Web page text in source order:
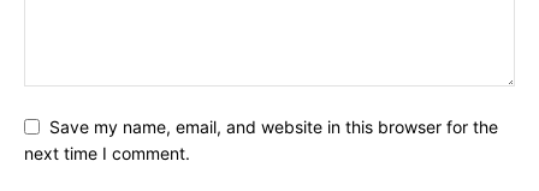
Save my name, email, and website in this browser for the
next time I comment.